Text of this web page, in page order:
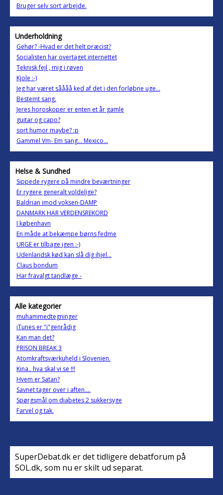
Bruger selv sort arbejde.
Underholdning
Gehør? -Hvad er det helt præcist?
Socialisten har overtaget internettet
Teknisk fejl , mig i røven
Kjole :-)
Jeg har været såååå ked af det i den forløbne uge...
Bestemt sang.
Jeres horoskoper er enten et år gamle
guitar og capo?
sort humor maybe? :p
Gammel Vm- Em sang... Mexico...
Helse & Sundhed
Sippede rygere på mindre beværtninger
Er rygere generalt voldelige?
Baldrian imod voksen-DAMP
DANMARK HAR VERDENSREKORD
I københavn
En måde at bekæmpe børns fedme
URGE er tilbage igen :-)
Udenlandsk kød kan slå dig ihjel...
Claus bondum
Har fravalgt tandlæge -
Alle kategorier
muhammedtegninger
iTunes er "i"genrådig
Kan man det?
PRISON BREAK 3
Atomkraftsværkuheld i Slovenien.
Kina.. hva skal vi se !!!
Hvem er Satan?
Savnet tager over i aften....
Spørgsmål om diabetes 2 sukkersyge
Farvel og tak.
SuperDebat.dk er det tidligere debatforum på
SOL.dk, som nu er skilt ud separat.